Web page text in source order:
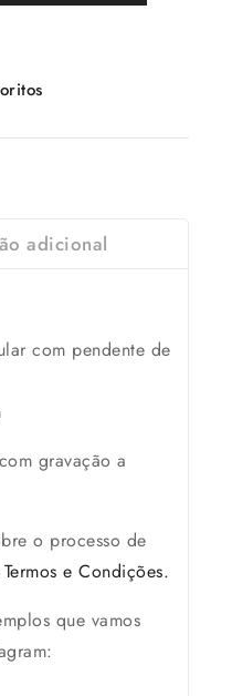
adicional
com pendente de
gravação a
o processo de
Termos e Condições.
que vamos